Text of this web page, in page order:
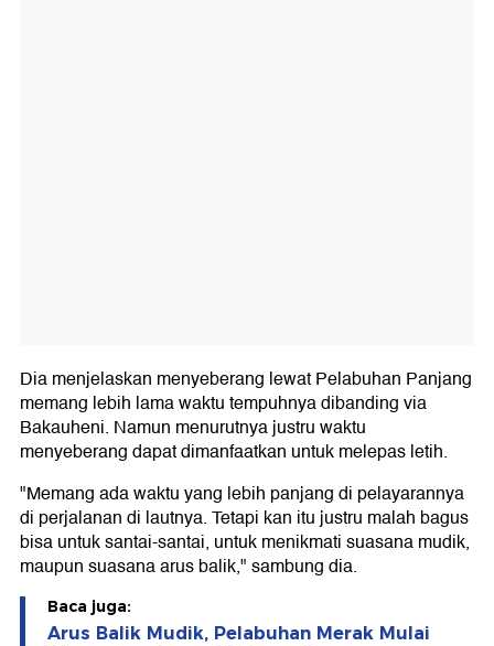
Dia menjelaskan menyeberang lewat Pelabuhan Panjang
memang lebih lama waktu tempuhnya dibanding via
Bakauheni. Namun menurutnya justru waktu
menyeberang dapat dimanfaatkan untuk melepas letih.
"Memang ada waktu yang lebih panjang di pelayarannya
di perjalanan di lautnya. Tetapi kan itu justru malah bagus
bisa untuk santai-santai, untuk menikmati suasana mudik,
maupun suasana arus balik," sambung dia.
Baca juga:
Arus Balik Mudik, Pelabuhan Merak Mulai